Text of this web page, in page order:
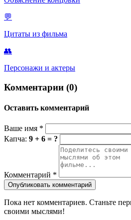
💬
Цитаты из фильма
👥
Персонажи и актеры
Комментарии (0)
Оставить комментарий
Ваше имя *
Капча: 9 + 6 = ?
Комментарий *
Опубликовать комментарий
Пока нет комментариев. Станьте
своими мыслями!